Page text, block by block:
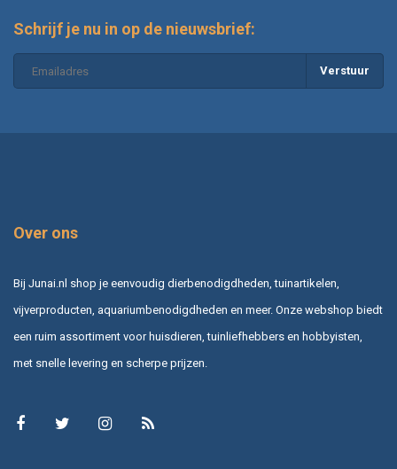
Schrijf je nu in op de nieuwsbrief:
Verstuur
Over ons
Bij Junai.nl shop je eenvoudig dierbenodigdheden, tuinartikelen,
vijverproducten, aquariumbenodigdheden en meer. Onze webshop biedt
een ruim assortiment voor huisdieren, tuinliefhebbers en hobbyisten,
met snelle levering en scherpe prijzen.